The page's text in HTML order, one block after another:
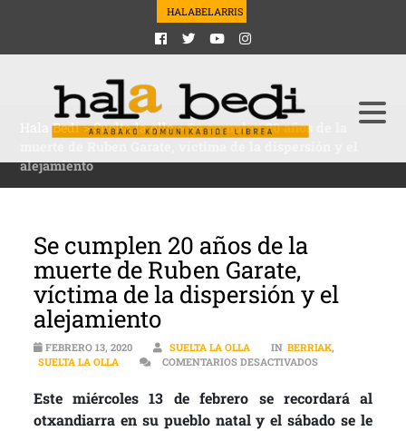
HALABELARRIS
Hala Bedi>Suelta la olla>Se cumplen 20 años de la
alejamiento
Se cumplen 20 años de la
muerte de Ruben Garate,
víctima de la dispersión y el
alejamiento
FEBRERO 13, 2020 SUELTA LA OLLA IN BERRIAK,
SUELTA LA OLLA
COMENTARIOS DESACTIVADOSEN SE CUMPLEN
Este miércoles 13 de febrero se recordará al
otxandiarra en su pueblo natal y el sábado se le